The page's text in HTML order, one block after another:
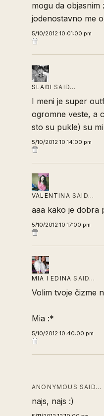
mogu da objasnim
jodenostavno me
5/10/2012 10:01:00 pm
SLAĐI SAID…
I meni je super
ogromne veste, a
sto su pukle) su
5/10/2012 10:14:00 pm
VALENTINA SAID…
aaa kako je dobra
5/10/2012 10:17:00 pm
MIA I EDINA SAID…
Volim tvoje čizme
Mia :*
5/10/2012 10:40:00 pm
ANONYMOUS SAID…
najs, najs :)